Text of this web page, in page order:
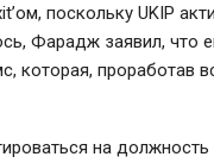
поскольку UKIP
Фарадж заявил, что
которая, проработав
на должность